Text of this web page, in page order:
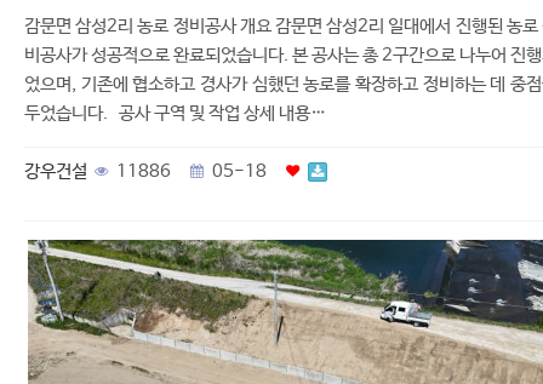
감문면 삼성2리 농로 정비공사 개요 감문면 삼성2리 일대에서 진행된 농로
비공사가 성공적으로 완료되었습니다. 본 공사는 총 2구간으로 나누어 진
었으며, 기존에 협소하고 경사가 심했던 농로를 확장하고 정비하는 데 중
두었습니다. 공사 구역 및 작업 상세 내용…
강우건설 11886 05-18